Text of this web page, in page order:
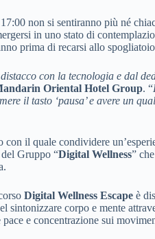
non si sentiranno più né
in uno stato di
prima di recarsi allo
con la tecnologia e dal
Oriental Hotel Group. “
il tasto ‘pausa’ e avere un
il quale condividere
Gruppo “Digital Wellness”
Digital Wellness Escape è
sintonizzare corpo e mente
e concentrazione sui